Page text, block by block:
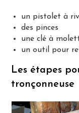
un pistolet à
des pinces
une clé à
un outil pour
Les étapes
tronçonneuse